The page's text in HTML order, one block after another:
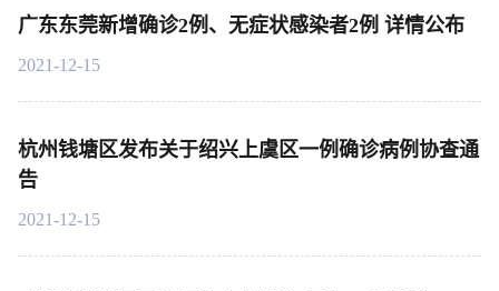
广东东莞新增确诊2例、无症状感染者2例 详情公布
2021-12-15
杭州钱塘区发布关于绍兴上虞区一例确诊病例协查通
告
2021-12-15